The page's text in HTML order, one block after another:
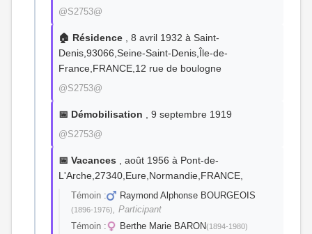
@S2753@
🏠 Résidence , 8 avril 1932 à Saint-
Denis,93066,Seine-Saint-Denis,Île-de-
France,FRANCE,12 rue de boulogne
@S2753@
📅 Démobilisation , 9 septembre 1919
@S2753@
📅 Vacances , août 1956 à Pont-de-
L'Arche,27340,Eure,Normandie,FRANCE,
Témoin : Raymond Alphonse BOURGEOIS
(1896-1976), Participant
Témoin :
Berthe Marie BARON(1894-1980)